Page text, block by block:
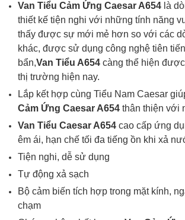
Van Tiểu Cảm Ứng Caesar A654 là
thiết kế tiện nghi với những tính năng
thấy được sự mới mẻ hơn so với các
khác, được sử dụng công nghệ tiên
bẩn,Van Tiểu A654 càng thể hiện
thị trường hiện nay.
Lắp kết hợp cùng Tiểu Nam Caesar
Cảm Ứng Caesar A654 thân thiện với
Van Tiểu Caesar A654 cao cấp ứng
êm ái, hạn chế tối đa tiếng ồn khi xả
Tiện nghi, dễ sử dụng
Tự động xả sạch
Bộ cảm biến tích hợp trong mặt kính,
chạm